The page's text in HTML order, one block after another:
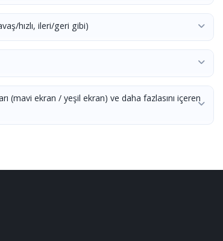
hızlı, ileri/geri gibi)
(mavi ekran / yeşil ekran) ve daha fazlasını içeren